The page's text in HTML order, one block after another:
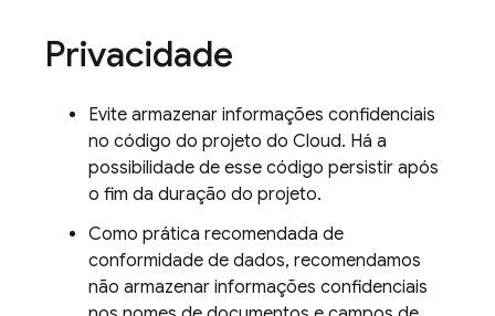
Privacidade
Evite armazenar informações confidenciais
no código do projeto do Cloud. Há a
possibilidade de esse código persistir após
o fim da duração do projeto.
Como prática recomendada de
conformidade de dados, recomendamos
não armazenar informações confidenciais